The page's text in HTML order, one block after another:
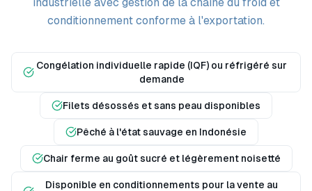
conditionnement conforme à l'exportation.
Congélation individuelle rapide (IQF) ou réfrigéré sur
demande
Filets désossés et sans peau disponibles
Pêché à l'état sauvage en Indonésie
Chair ferme au goût sucré et légèrement noisetté
Disponible en conditionnements pour la vente au